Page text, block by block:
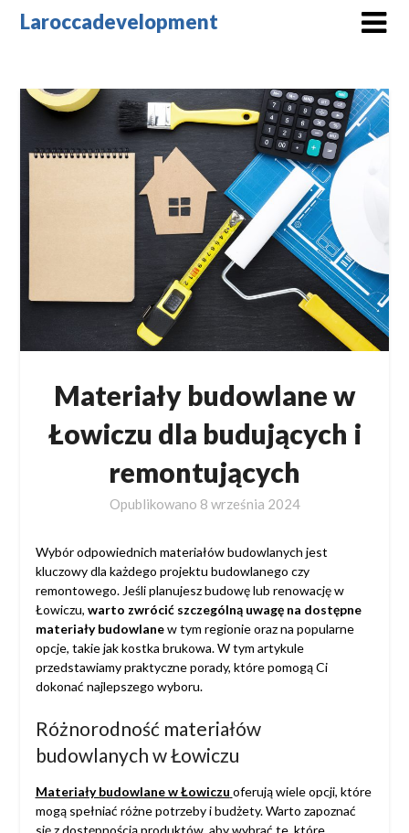
SkipLaroccadevelopment
Materiały budowlane w
Łowiczu dla budujących i
remontujących
Opublikowano 8 września 2024
Wybór odpowiednich materiałów budowlanych jest
kluczowy dla każdego projektu budowlanego czy
remontowego. Jeśli planujesz budowę lub renowację w
Łowiczu, warto zwrócić szczególną uwagę na dostępne
materiały budowlanew tym regionie oraz na popularne
opcje, takie jak kostka brukowa. W tym artykule
przedstawiamy praktyczne porady, które pomogą Ci
dokonać najlepszego wyboru.
Różnorodność materiałów
budowlanych w Łowiczu
Materiały budowlane w Łowiczu oferują wiele opcji, które
mogą spełniać różne potrzeby i budżety. Warto zapoznać